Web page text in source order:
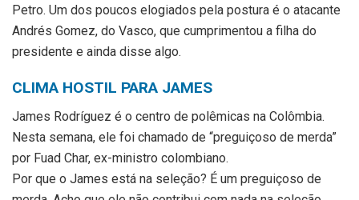
Petro. Um dos poucos elogiados pela postura é o atacante
Andrés Gomez, do Vasco, que cumprimentou a filha do
presidente e ainda disse algo.
CLIMA HOSTIL PARA JAMES
James Rodríguez é o centro de polêmicas na Colômbia.
Nesta semana, ele foi chamado de “preguiçoso de merda”
por Fuad Char, ex-ministro colombiano.
Por que o James está na seleção? É um preguiçoso de